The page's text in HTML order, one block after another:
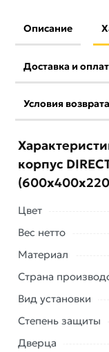
Описание
Доставка и
Условия возврата
корпус DIRECT
(600x400x220)
корпус
Цвет
Вес нетто
Материал
Страна
Вид установки
Степень защиты
Дверца